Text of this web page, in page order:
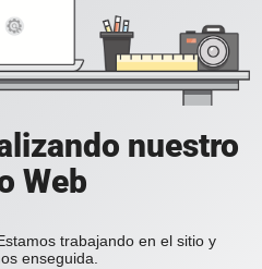
nuestro
Web
trabajando en el sitio y
enseguida.